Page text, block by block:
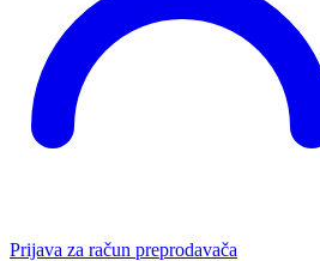
Prijava za račun preprodavača